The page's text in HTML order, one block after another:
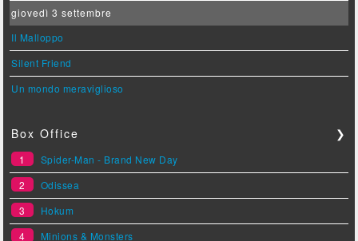
giovedì 3 settembre
Il Malloppo
Silent Friend
Un mondo meraviglioso
Box Office ❯
1
Spider-Man - Brand New Day
2
Odissea
3
Hokum
4
Minions & Monsters